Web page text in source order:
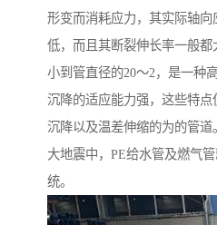
形变而消耗应力，其实际轴
低，而且其断裂伸长率一般都
小到管直径的20～2，是一种
沉降的适应能力强，这些特
沉降以及温差伸缩的为的管道
大地震中，PE给水管及燃气
统。